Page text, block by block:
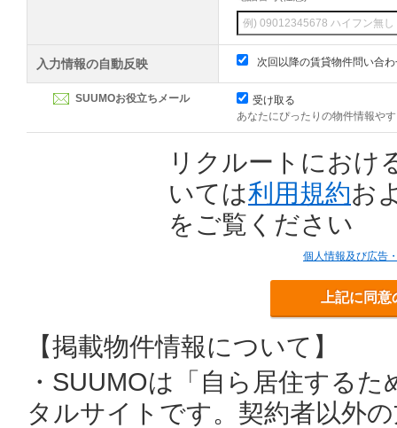
入力情報の自動反映 次回以降の賃貸物件問い合
SUUMOお役立ちメール
受け取る
あなたにぴったりの物件情報や
リクルートにおけ
いては利用規約お
をご覧ください
個人情報及び広告
上記に同
【掲載物件情報について】
・SUUMOは「自ら居住する
タルサイトです。契約者以外